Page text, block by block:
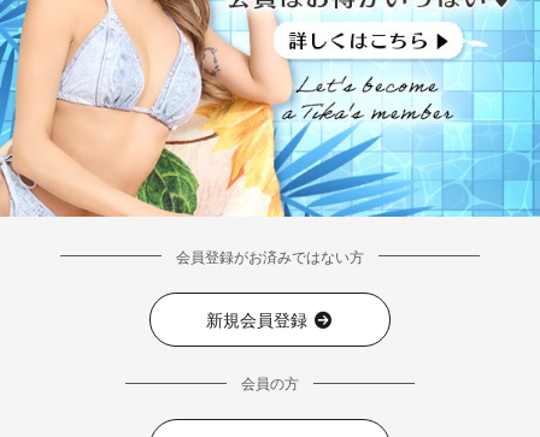
会員登録がお済みではない方
新規会員登録
会員の方